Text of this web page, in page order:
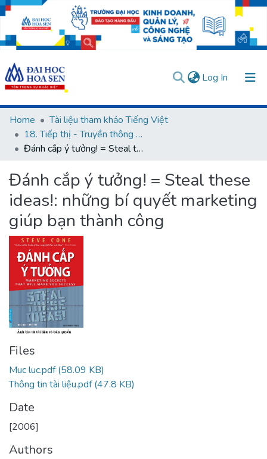
Log In (current)
Communities & Collections
All of DSpace
User guides
Usage rules
Verify account
Home
Tài liệu tham khảo Tiếng Việt
18. Tiếp thị - Truyền thông - Đa phương tiện
Đánh cắp ý tưởng! = Steal these ideas!: những bí quyết marketing giúp bạn thành công
Đánh cắp ý tưởng! = Steal these
ideas!: những bí quyết marketing
giúp bạn thành công
Files
Muc luc.pdf(58.09 KB)
Thông tin tài liệu.pdf(47.8 KB)
Date
[2006]
Authors